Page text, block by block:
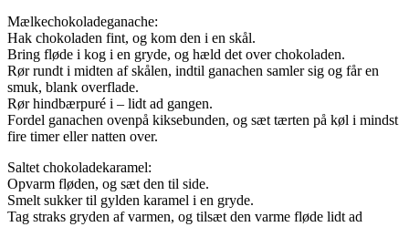
Mælkechokoladeganache:
Hak chokoladen fint, og kom den i en skål.
Bring fløde i kog i en gryde, og hæld det over chokoladen.
Rør rundt i midten af skålen, indtil ganachen samler sig og får en
smuk, blank overflade.
Rør hindbærpuré i – lidt ad gangen.
Fordel ganachen ovenpå kiksebunden, og sæt tærten på køl i mindst
fire timer eller natten over.
Saltet chokoladekaramel:
Opvarm fløden, og sæt den til side.
Smelt sukker til gylden karamel i en gryde.
Tag straks gryden af varmen, og tilsæt den varme fløde lidt ad